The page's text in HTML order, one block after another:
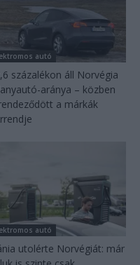
autó
százalékon áll Norvégia
aránya – közben
a márkák
autó
utolérte Norvégiát: már